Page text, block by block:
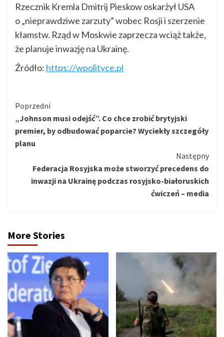
Rzecznik Kremla Dmitrij Pieskow oskarżył USA
o „nieprawdziwe zarzuty” wobec Rosji i szerzenie
kłamstw. Rząd w Moskwie zaprzecza wciąż także,
że planuje inwazję na Ukrainę.
Źródło: https://wpolityce.pl
Kontynuuj
czytanie
Poprzedni
„Johnson musi odejść”. Co chce zrobić brytyjski
premier, by odbudować poparcie? Wyciekły szczegóły
planu
Następny
Federacja Rosyjska może stworzyć precedens do
inwazji na Ukrainę podczas rosyjsko-białoruskich
ćwiczeń – media
More Stories